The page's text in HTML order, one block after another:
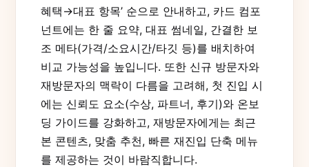
혜택→대표 항목’ 순으로 안내하고, 카드 컴포
넌트에는 한 줄 요약, 대표 썸네일, 간결한 보
조 메타(가격/소요시간/타깃 등)를 배치하여
비교 가능성을 높입니다. 또한 신규 방문자와
재방문자의 맥락이 다름을 고려해, 첫 진입 시
에는 신뢰도 요소(수상, 파트너, 후기)와 온보
딩 가이드를 강화하고, 재방문자에게는 최근
본 콘텐츠, 맞춤 추천, 빠른 재진입 단축 메뉴
를 제공하는 것이 바람직합니다.